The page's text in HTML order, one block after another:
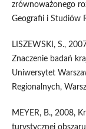
zrównoważonego
Geografii i Studiów
LISZEWSKI, S.,
Znaczenie badań
Uniwersytet
Regionalnych,
MEYER, B., 2008,